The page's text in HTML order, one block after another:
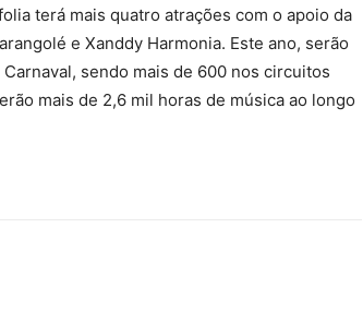
terá mais quatro atrações com o apoio da
e Xanddy Harmonia. Este ano, serão
sendo mais de 600 nos circuitos
mais de 2,6 mil horas de música ao longo